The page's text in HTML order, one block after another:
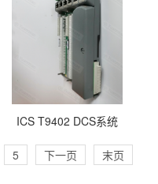
ICS T9402 DCS系统
5 下一页 末页